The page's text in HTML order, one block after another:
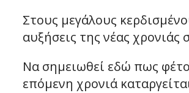
Στους μεγάλους
αυξήσεις της νέας χρονιάς
Να σημειωθεί εδώ πως
επόμενη χρονιά